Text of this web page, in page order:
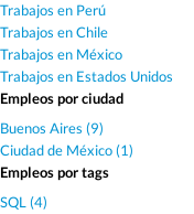
Trabajos en Perú
Trabajos en Chile
Trabajos en México
Trabajos en Estados Unidos
Empleos por ciudad
Buenos Aires (9)
Ciudad de México (1)
Empleos por tags
SQL (4)